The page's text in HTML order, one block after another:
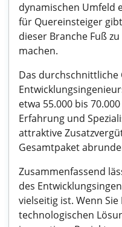
dynamischen Umfeld
für Quereinsteiger
dieser Branche Fuß
machen.
Das durchschnittliche
etwa 55.000 bis
Erfahrung und
attraktive
Gesamtpaket
Zusammenfassend
des
vielseitig ist. Wenn
technologischen